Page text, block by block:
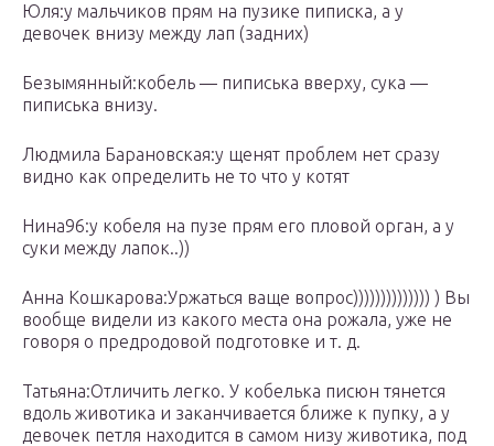
Юля:у мальчиков прям на пузике пиписка, а у
девочек внизу между лап (задних)
Безымянный:кобель — пиписька вверху, сука —
пиписька внизу.
Людмила Барановская:у щенят проблем нет сразу
видно как определить не то что у котят
Нина96:у кобеля на пузе прям его пловой орган, а у
суки между лапок..))
Анна Кошкарова:Уржаться ваще вопрос)))))))))))))) ) Вы
вообще видели из какого места она рожала, уже не
говоря о предродовой подготовке и т. д.
Татьяна:Отличить легко. У кобелька писюн тянется
вдоль животика и заканчивается ближе к пупку, а у
девочек петля находится в самом низу животика, под